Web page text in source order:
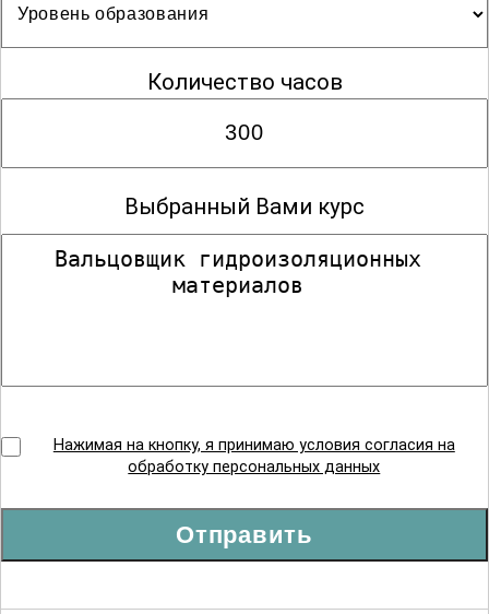
Количество часов
Выбранный Вами курс
Нажимая на кнопку, я принимаю условия согласия на
обработку персональных данных
Отправить